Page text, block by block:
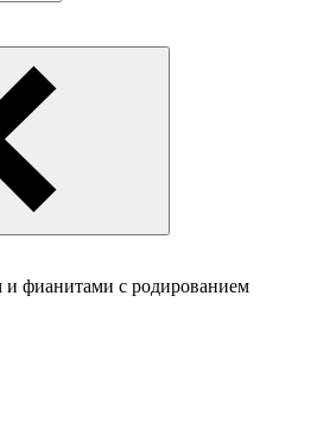
и фианитами с родированием